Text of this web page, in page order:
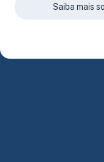
Saiba mais